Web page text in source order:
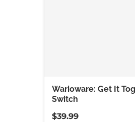
Warioware: Get It
Switch
$39.99